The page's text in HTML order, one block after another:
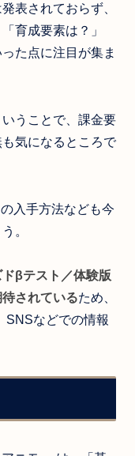
表されておらず、
育成要素は？」
た点に注目が集ま
うことで、課金要
気になるところで
入手方法なども今
。
βテスト／体験版
されているため、
SNSなどでの情報